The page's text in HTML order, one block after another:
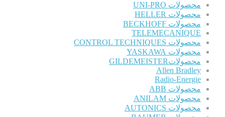
محصولات UNI-PRO
محصولات HELLER
محصولات BECKHOFF
TELEMECANIQUE
محصولات CONTROL TECHNIQUES
محصولات YASKAWA
محصولاتGILDEMEISTER
Allen Bradley
Radio-Energie
محصولات ABB
محصولات ANILAM
محصولات AUTONICS